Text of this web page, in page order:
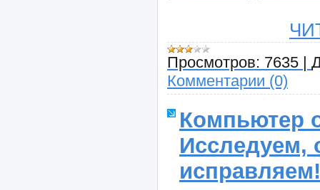
Просмотров: 7635
Комментарии (0)
Компьютер
Исследуем,
исправляем!